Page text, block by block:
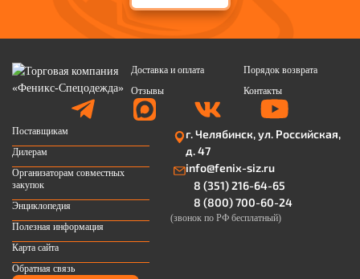
Доставка и оплата
Порядок возврата
Отзывы
Контакты
Поставщикам
Дилерам
Организаторам совместных
закупок
Энциклопедия
Полезная информация
Карта сайта
Обратная связь
г. Челябинск, ул. Российская,
д. 47
info@fenix-siz.ru
8 (351) 216-64-65
8 (800) 700-60-24
(звонок по РФ бесплатный)